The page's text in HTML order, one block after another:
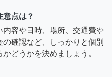
意点は？
容や日時、場所、交通費や
確認など、しっかりと個別
どうかを決めましょう。